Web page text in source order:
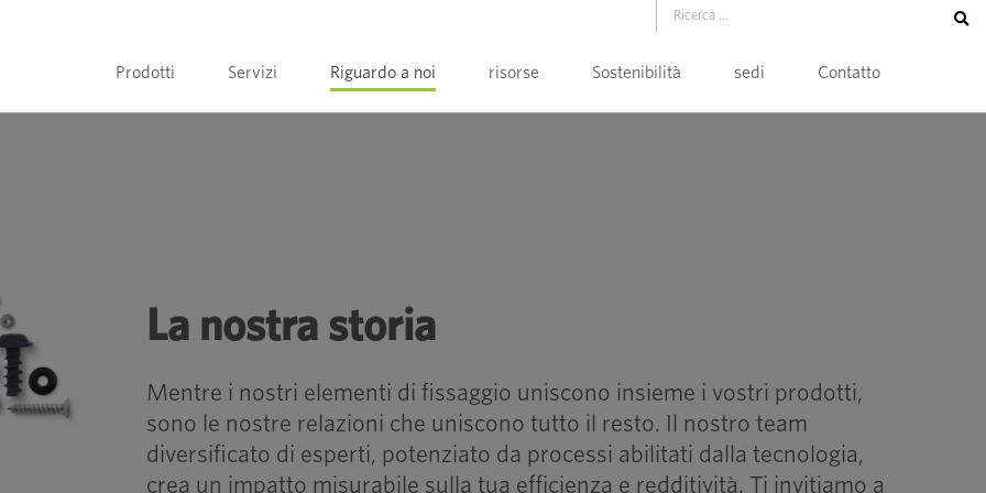
Prodotti Servizi Riguardo a noi risorse Sostenibilità sedi Contatto
La nostra storia
Mentre i nostri elementi di fissaggio uniscono insieme i vostri prodotti,
sono le nostre relazioni che uniscono tutto il resto. Il nostro team
diversificato di esperti, potenziato da processi abilitati dalla tecnologia,
crea un impatto misurabile sulla tua efficienza e redditività. Ti invitiamo a